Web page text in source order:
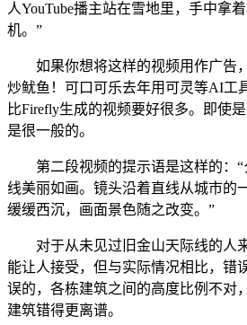
人YouTube播主站在雪地里，手中拿
机。”
如果你想将这样的视频用作广告
炒鱿鱼！可口可乐去年用可灵等AI工
比Firefly生成的视频要好很多。即使
是很一般的。
第二段视频的提示语是这样的：“
线美丽如画。镜头沿着直线从城市的
缓缓西沉，画面景色随之改变。”
对于从未见过旧金山天际线的人
能让人接受，但与实际情况相比，错
误的，各栋建筑之间的高度比例不对
建筑错得更离谱。